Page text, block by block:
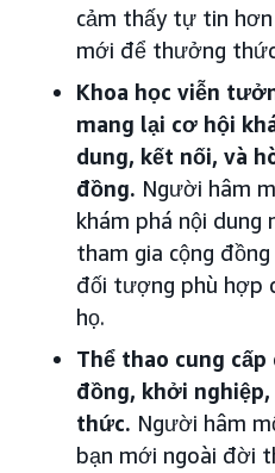
cảm thấy tự tin hơn
mới để thưởng
Khoa học viễn
mang lại cơ hội
dung, kết nối, và
đồng. Người hâm
khám phá nội
tham gia cộng
đối tượng phù hợp
họ.
Thể thao cung
đồng, khởi
thức. Người hâm
bạn mới ngoài đời